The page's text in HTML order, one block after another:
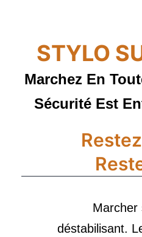
STYLO
Marchez En
Sécurité Est
Marcher
déstabilisant.